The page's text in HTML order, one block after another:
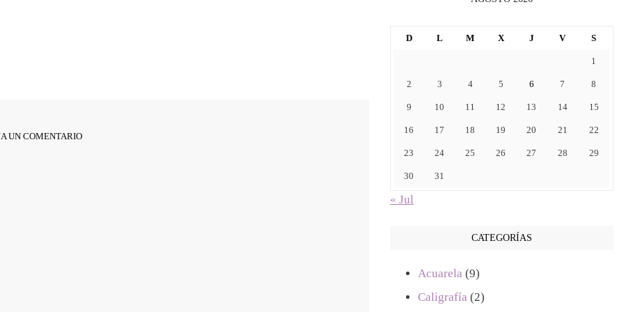
UN COMENTARIO
D L M X J V S
1
2 3 4 5 6 7 8
9 10 11 12 13 14 15
16 17 18 19 20 21 22
23 24 25 26 27 28 29
30 31
« Jul
CATEGORÍAS
Acuarela (9)
Caligrafía (2)